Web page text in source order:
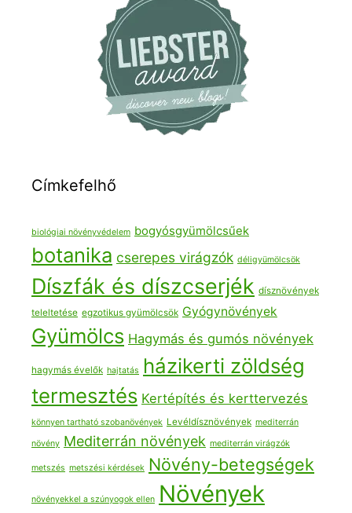
Címkefelhő
biológiai növényvédelem bogyósgyümölcsűek
botanika cserepes virágzók déligyümölcsök
Díszfák és díszcserjék dísznövények
teleltetése egzotikus gyümölcsök Gyógynövények
Gyümölcs Hagymás és gumós növények
hagymás évelők hajtatás
házikerti zöldség
termesztés Kertépítés és kerttervezés
könnyen tartható szobanövények Levéldísznövények mediterrán
növény Mediterrán növények mediterrán virágzók
metszés metszési kérdések Növény-betegségek
növényekkel a szúnyogok ellen Növények